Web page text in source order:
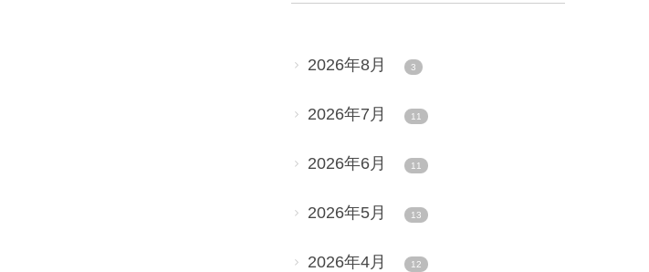
2026年8月 3
2026年7月 11
2026年6月 11
2026年5月 13
2026年4月 12